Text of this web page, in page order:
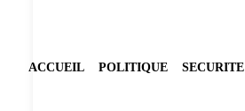
ACCUEIL POLITIQUE SECURITE